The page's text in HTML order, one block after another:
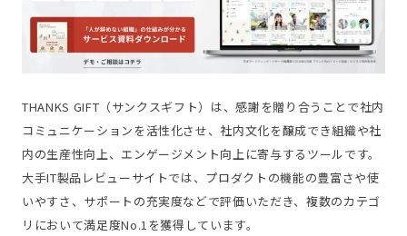
THANKS GIFT（サンクスギフト）は、感謝を贈り合うことで社内
コミュニケーションを活性化させ、社内文化を醸成でき組織や社
内の生産性向上、エンゲージメント向上に寄与するツールです。
大手IT製品レビューサイトでは、プロダクトの機能の豊富さや使
いやすさ、サポートの充実度などで評価いただき、複数のカテゴ
リにおいて満足度No.1を獲得しています。